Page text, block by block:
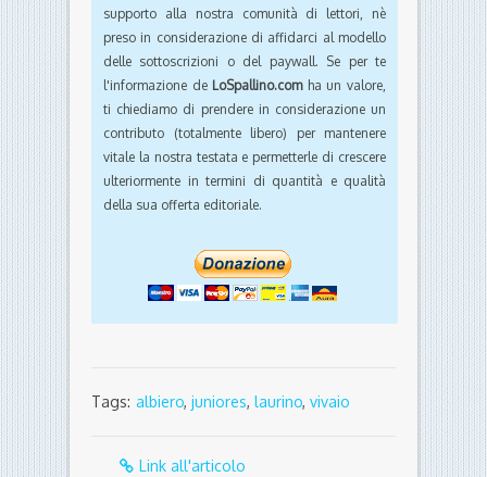
supporto alla nostra comunità di lettori, nè
preso in considerazione di affidarci al modello
delle sottoscrizioni o del paywall. Se per te
l'informazione de LoSpallino.comha un valore,
ti chiediamo di prendere in considerazione un
contributo (totalmente libero) per mantenere
vitale la nostra testata e permetterle di crescere
ulteriormente in termini di quantità e qualità
della sua offerta editoriale.
Tags: albiero, juniores, laurino, vivaio
Link all'articolo